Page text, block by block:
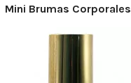
Mini Brumas Corporales